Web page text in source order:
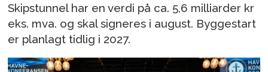
Skipstunnel har en verdi på ca. 5,6 milliarder kr
eks. mva. og skal signeres i august. Byggestart
er planlagt tidlig i 2027.